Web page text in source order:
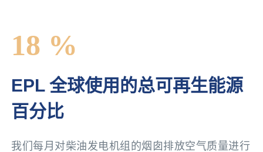
18 %
EPL 全球使用的总可再生能源
百分比
我们每月对柴油发电机组的烟囱排放空气质量进行